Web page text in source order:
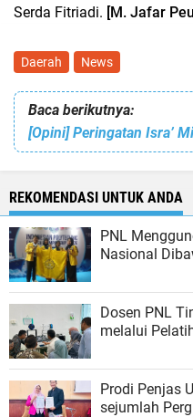
Serda Fitriadi. [M. Jafar
Daerah News
Baca berikutnya:
REKOMENDASI UNTUK ANDA
PNL
Nasional
Dosen PNL
melalui
Prodi Penjas
sejumlah